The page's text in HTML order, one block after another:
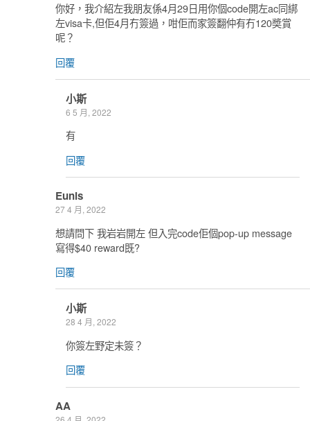
你好，我介紹左我朋友係4月29日用你個code開左ac同綁
左visa卡,但佢4月冇簽過，咁佢而家簽翻仲有冇120奬賞
呢？
回覆
小斯
6 5 月, 2022
有
回覆
Eunis
27 4 月, 2022
想請問下 我岩岩開左 但入完code佢個pop-up message
寫得$40 reward既?
回覆
小斯
28 4 月, 2022
你簽左野定未簽？
回覆
AA